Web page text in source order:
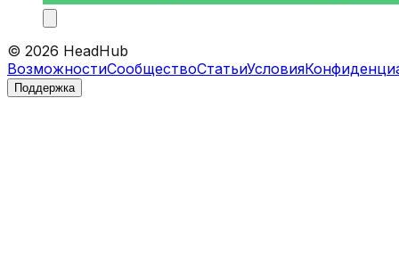
© 2026 HeadHub
ВозможностиСообществоСтатьиУсловия
Поддержка